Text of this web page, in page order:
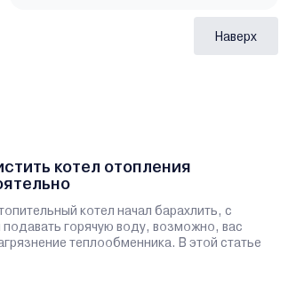
Наверх
котел отопления
котел начал барахлить, с
горячую воду, возможно, вас
теплообменника. В этой статье